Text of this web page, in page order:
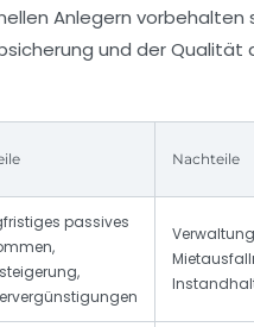
Anlegern vorbehalten
und der
Nachteile
passives